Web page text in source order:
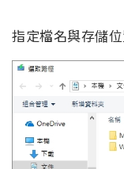
指定檔名與存儲